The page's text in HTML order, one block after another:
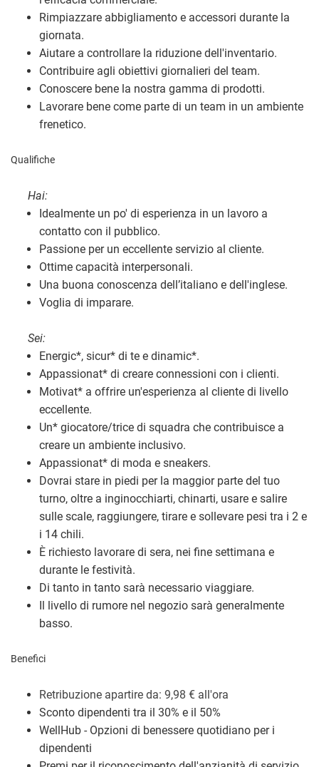
Rimpiazzare abbigliamento e accessori durante la
giornata.
Aiutare a controllare la riduzione dell'inventario.
Contribuire agli obiettivi giornalieri del team.
Conoscere bene la nostra gamma di prodotti.
Lavorare bene come parte di un team in un ambiente
frenetico.
Qualifiche
Hai:
Idealmente un po' di esperienza in un lavoro a
contatto con il pubblico.
Passione per un eccellente servizio al cliente.
Ottime capacità interpersonali.
Una buona conoscenza dell’italiano e dell'inglese.
Voglia di imparare.
Sei:
Energic*, sicur* di te e dinamic*.
Appassionat* di creare connessioni con i clienti.
Motivat* a offrire un'esperienza al cliente di livello
eccellente.
Un* giocatore/trice di squadra che contribuisce a
creare un ambiente inclusivo.
Appassionat* di moda e sneakers.
Dovrai stare in piedi per la maggior parte del tuo
turno, oltre a inginocchiarti, chinarti, usare e salire
sulle scale, raggiungere, tirare e sollevare pesi tra i 2 e
i 14 chili.
È richiesto lavorare di sera, nei fine settimana e
durante le festività.
Di tanto in tanto sarà necessario viaggiare.
Il livello di rumore nel negozio sarà generalmente
basso.
Benefici
Retribuzione apartire da: 9,98 € all'ora
Sconto dipendenti tra il 30% e il 50%
WellHub - Opzioni di benessere quotidiano per i
dipendenti